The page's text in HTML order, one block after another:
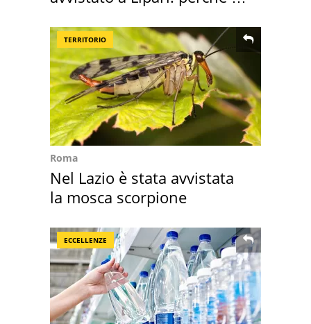
TERRITORIO
Roma
Nel Lazio è stata avvistata
la mosca scorpione
ECCELLENZE